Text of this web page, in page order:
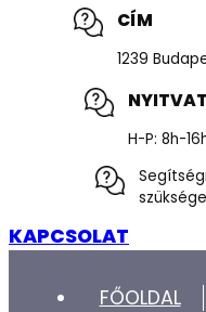
CÍM
1239
H-P: 8h-
KAPCSOLAT
FŐOLDAL